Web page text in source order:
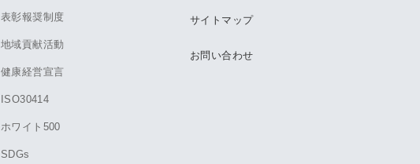
表彰報奨制度
地域貢献活動
健康経営宣言
ISO30414
ホワイト500
SDGs
サイトマップ
お問い合わせ